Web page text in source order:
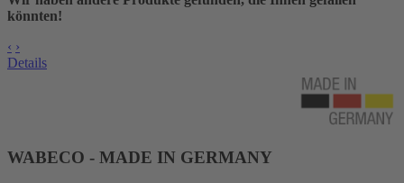
könnten!
‹ ›
Details
WABECO - MADE IN GERMANY